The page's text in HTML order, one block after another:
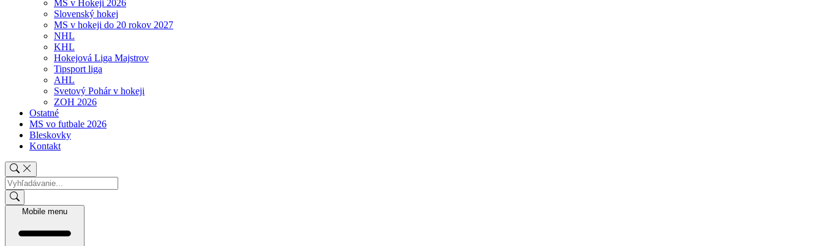
MS v Hokeji 2026
Slovenský hokej
MS v hokeji do 20 rokov 2027
NHL
KHL
Hokejová Liga Majstrov
Tipsport liga
AHL
Svetový Pohár v hokeji
ZOH 2026
Ostatné
MS vo futbale 2026
Bleskovky
Kontakt
Mobile menu